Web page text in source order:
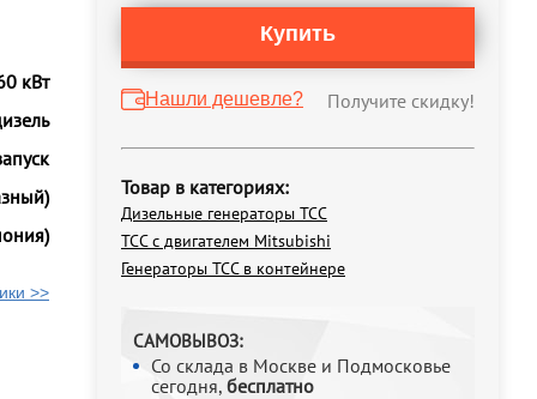
Купить
Нашли дешевле? Получите скидку!
Товар в категориях:
Дизельные генераторы ТСС
ТСС с двигателем Mitsubishi
Генераторы ТСС в контейнере
САМОВЫВОЗ:
Со склада в Москве и Подмосковье
сегодня, бесплатно
кВт
>>